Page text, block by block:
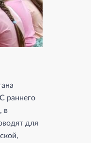
раннего
в
для